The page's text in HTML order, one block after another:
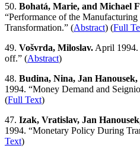
50. Bohatá, Marie, and Michael
“Performance of the
Transformation.” (Abstract) (Full
49. Vošvrda, Miloslav. April 1994.
off.” (Abstract)
48. Budina, Nina, Jan
1994. “Money Demand and
(Full Text)
47. Izak, Vratislav, Jan
1994. “Monetary Policy During
Text)